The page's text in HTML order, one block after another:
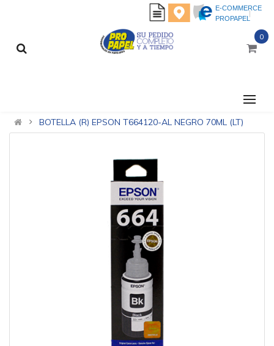
E-COMMERCE
PROPAPEL
0
BOTELLA (R) EPSON T664120-AL NEGRO 70ML (LT)